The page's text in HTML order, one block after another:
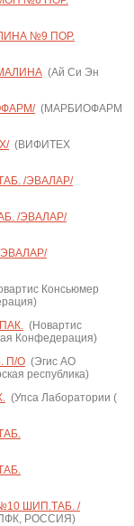
№9 ПОР.
(Ай Си Эн
(МАРБИОФАРМ
(ВИФИТЕХ
/ЭВАЛАР/
/ЭВАЛАР/
Консьюмер
(Новартис
Конфедерация)
П/О(Эгис АО
республика)
(Упса Лаборатории (
ШИП.ТАБ. /
РОССИЯ)